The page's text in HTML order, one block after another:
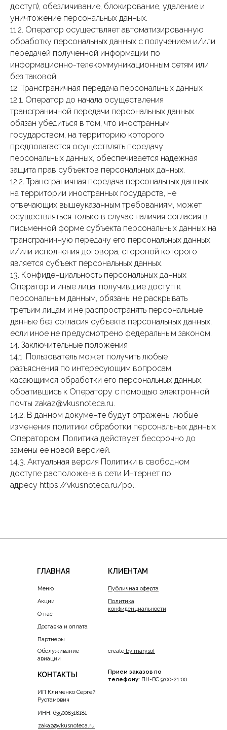
доступ), обезличивание, блокирование, удаление и
уничтожение персональных данных.
11.2. Оператор осуществляет автоматизированную
обработку персональных данных с получением и/или
передачей полученной информации по
информационно-телекоммуникационным сетям или
без таковой.
12. Трансграничная передача персональных данных
12.1. Оператор до начала осуществления
трансграничной передачи персональных данных
обязан убедиться в том, что иностранным
государством, на территорию которого
предполагается осуществлять передачу
персональных данных, обеспечивается надежная
защита прав субъектов персональных данных.
12.2. Трансграничная передача персональных данных
на территории иностранных государств, не
отвечающих вышеуказанным требованиям, может
осуществляться только в случае наличия согласия в
письменной форме субъекта персональных данных на
трансграничную передачу его персональных данных
и/или исполнения договора, стороной которого
является субъект персональных данных.
13. Конфиденциальность персональных данных
Оператор и иные лица, получившие доступ к
персональным данным, обязаны не раскрывать
третьим лицам и не распространять персональные
данные без согласия субъекта персональных данных,
если иное не предусмотрено федеральным законом.
14. Заключительные положения
14.1. Пользователь может получить любые
разъяснения по интересующим вопросам,
касающимся обработки его персональных данных,
обратившись к Оператору с помощью электронной
почты zakaz@vkusnoteca.ru.
14.2. В данном документе будут отражены любые
изменения политики обработки персональных данных
Оператором. Политика действует бессрочно до
замены ее новой версией.
14.3. Актуальная версия Политики в свободном
доступе расположена в сети Интернет по
адресу https://vkusnoteca.ru/pol.
ГЛАВНАЯ КЛИЕНТАМ
КОНТАКТЫ
Прием заказов по
телефону: ПН-ВС 9:00-21:00
create by marysof
Публичная оферта
Политика
конфиденциальности
ИП Клименко Сергей
Рустамович
ИНН: 635008318181
zakaz@vkusnoteca.ru
О нас
Доставка и оплата
Партнеры
Акции
Меню
Обслуживание
авиации